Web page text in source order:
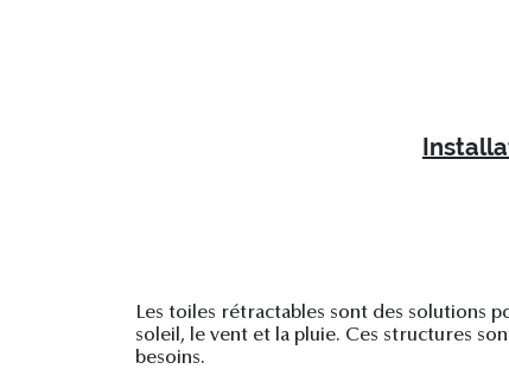
Les toiles rétractables sont des solutions
soleil, le vent et la pluie. Ces structures
besoins.